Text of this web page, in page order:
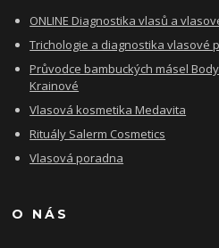
ONLINE Diagnostika vlasů a
Trichologie a diagnostika vlasové
Průvodce bambuckých másel
Krainové
Vlasová kosmetika Medavita
Rituály Salerm Cosmetics
Vlasová poradna
O NÁS